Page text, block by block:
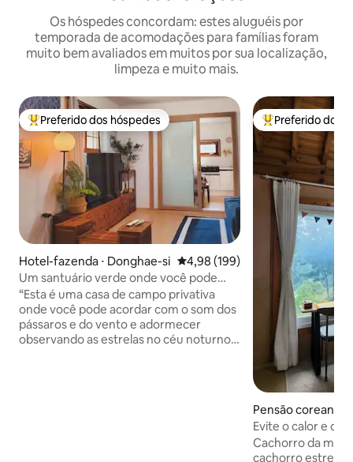
Os hóspedes concordam: estes aluguéis por
temporada de acomodações para famílias foram
muito bem avaliados em muitos por sua localização,
limpeza e muito mais.
Entre os melhores preferidos dos hóspedes
Preferido dos hóspedes
Hotel-fazenda ⋅ Donghae-si 4,98 de uma avaliação média de
4,98 (199)
Um santuário verde onde você pode
respirar fundo, um espaço de cura dado
pela natureza! #Casa de campo privada
romântica
“Esta é uma casa de campo privativa
onde você pode acordar com o som dos
pássaros e do vento e adormecer
observando as estrelas no céu noturno
Entre os
Preferido dos
Pensão coreana ⋅
on, Hongcheon-
Evite o calor e
Cachorro da
cachorro estrela,